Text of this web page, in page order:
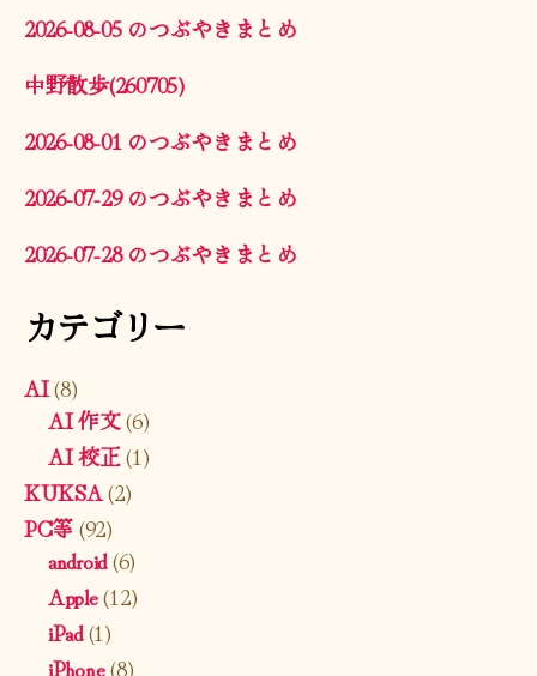
2026-08-05 のつぶやきまとめ
中野散歩(260705)
2026-08-01 のつぶやきまとめ
2026-07-29 のつぶやきまとめ
2026-07-28 のつぶやきまとめ
カテゴリー
AI(8)
AI 作文(6)
AI 校正(1)
KUKSA(2)
PC等(92)
android(6)
Apple(12)
iPad(1)
iPhone(8)